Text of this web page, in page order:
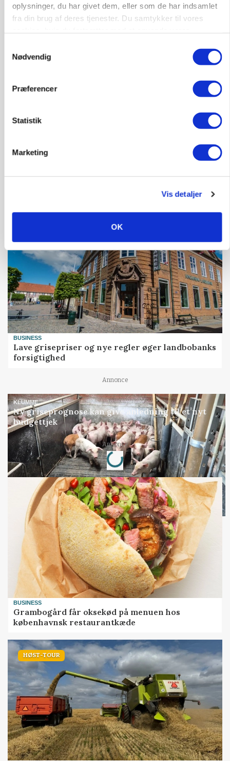
oplysninger, du har givet dem, eller som de har indsamlet
fra din brug af deres tjenester. Du samtykker til vores
Nødvendig
Præferencer
Statistik
Marketing
Vis detaljer
OK
MARKED
på 3 procent
BUSINESS
Lave grisepriser og nye regler øger landbobanks
forsigtighed
Annonce
KLUMME
Ny griseprognose kan give anledning til et nyt
budgettjek
Annonce
Loading...
BUSINESS
Grambogård får oksekød på menuen hos
københavnsk restaurantkæde
HØST-TOUR